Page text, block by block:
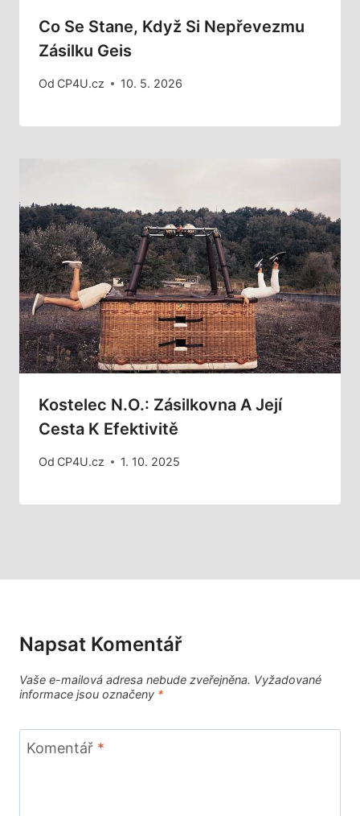
Co Se Stane, Když Si Nepřevezmu
Zásilku Geis
Od CP4U.cz 10. 5. 2026
Kostelec N.O.: Zásilkovna A Její
Cesta K Efektivitě
Od CP4U.cz 1. 10. 2025
Napsat Komentář
Vaše e-mailová adresa nebude zveřejněna. Vyžadované
informace jsou označeny *
Komentář *